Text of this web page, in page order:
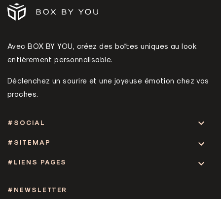
Avec BOX BY YOU, créez des boîtes uniques au look
entièrement personnalisable.
Déclenchez un sourire et une joyeuse émotion chez vos
proches.
#SOCIAL 
#SITEMAP 
#NEWSLETTER
#LIENS PAGES 